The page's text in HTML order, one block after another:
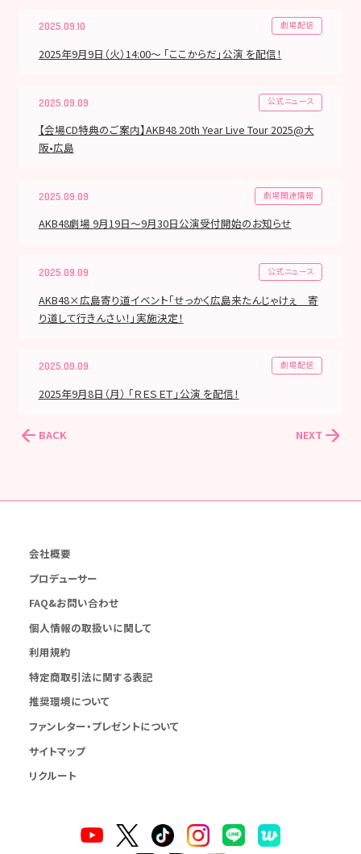
2025.09.10 劇場配信
2025年9月9日（火）14:00～ 「ここからだ」公演 を配信！
2025.09.09 公式ニュース
【会場CD特典のご案内】AKB48 20th Year Live Tour 2025@大
阪•広島
2025.09.09 劇場関連情報
AKB48劇場 9月19日～9月30日公演受付開始のお知らせ
2025.09.09 公式ニュース
AKB48×広島寄り道イベント「せっかく広島来たんじゃけぇ 寄
り道して行きんさい！」実施決定！
2025.09.09 劇場配信
2025年9月8日（月） 「ＲＥＳＥＴ」公演 を配信！
BACK NEXT
会社概要
プロデューサー
FAQ&お問い合わせ
個人情報の取扱いに関して
利用規約
特定商取引法に関する表記
推奨環境について
ファンレター・プレゼントについて
サイトマップ
リクルート